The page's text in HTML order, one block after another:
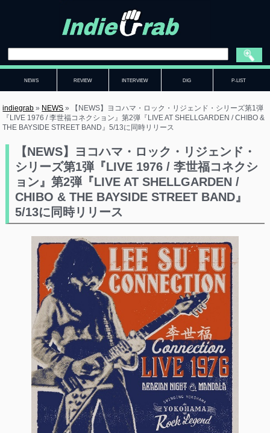
NEWS REVIEW INTERVIEW DIG P-LIST
indiegrab » NEWS »
【NEWS】ヨコハマ・ロック・リジェンド・シリーズ第1弾
『LIVE 1976 / 李世福コネクション』第2弾『LIVE AT SHELLGARDEN / CHIBO &
THE BAYSIDE STREET BAND』5/13に同時リリース
【NEWS】ヨコハマ・ロック・リジェンド・
シリーズ第1弾『LIVE 1976 / 李世福コネクシ
ョン』第2弾『LIVE AT SHELLGARDEN /
CHIBO & THE BAYSIDE STREET BAND』
5/13に同時リリース